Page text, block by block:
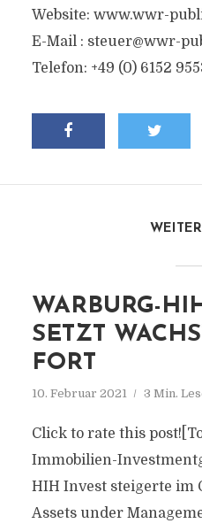
Website: www.wwr-
E-Mail : steuer@wwr-
Telefon: +49 (0) 6152
WARBURG-
SETZT
FORT
10. Februar 2021 3 Min.
Click to rate this
Immobilien-
HIH Invest steigerte im
Assets under